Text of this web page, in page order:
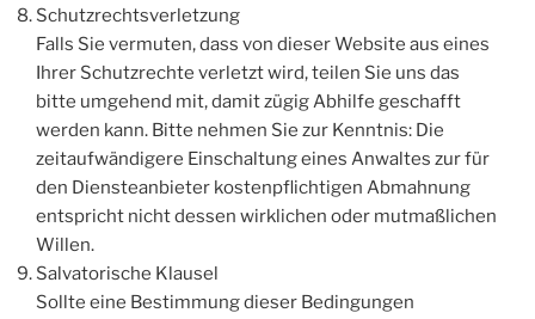
Schutzrechtsverletzung
Falls Sie vermuten, dass von dieser Website aus eines
Ihrer Schutzrechte verletzt wird, teilen Sie uns das
bitte umgehend mit, damit zügig Abhilfe geschafft
werden kann. Bitte nehmen Sie zur Kenntnis: Die
zeitaufwändigere Einschaltung eines Anwaltes zur für
den Diensteanbieter kostenpflichtigen Abmahnung
entspricht nicht dessen wirklichen oder mutmaßlichen
Willen.
Salvatorische Klausel
Sollte eine Bestimmung dieser Bedingungen